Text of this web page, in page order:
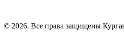
© 2026. Все права защищены